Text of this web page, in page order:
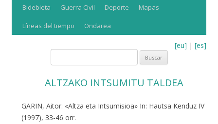
contenido
Bidebieta Guerra Civil Deporte Mapas
Líneas del tiempo Ondarea
[eu] | [es]
Buscar:
ALTZAKO INTSUMITU TALDEA
GARIN, Aitor: «Altza eta Intsumisioa» In: Hautsa Kenduz IV
(1997), 33-46 orr.